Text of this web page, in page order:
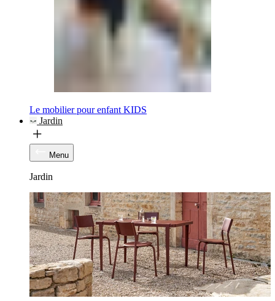
Le mobilier pour enfant KIDS
Jardin
Menu
Jardin